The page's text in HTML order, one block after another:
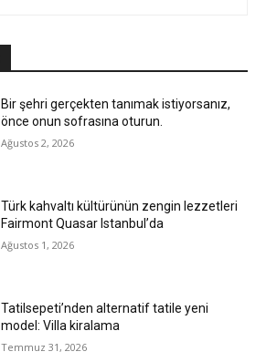
Bir şehri gerçekten tanımak istiyorsanız,
önce onun sofrasına oturun.
Ağustos 2, 2026
Türk kahvaltı kültürünün zengin lezzetleri
Fairmont Quasar Istanbul’da
Ağustos 1, 2026
Tatilsepeti’nden alternatif tatile yeni
model: Villa kiralama
Temmuz 31, 2026